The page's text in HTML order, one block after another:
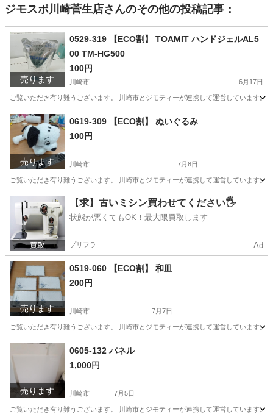
ジモスポ川崎菅生店さんのその他の投稿記事：
売ります
0529-319 【ECO割】 TOAMIT ハンドジェルAL5
00 TM-HG500
100円
川崎市 6月17日
ご覧いただき有り難うございます。 川崎市とジモティーが連携して運営していま
神奈川 川崎市 リユース
売ります
0619-309 【ECO割】 ぬいぐるみ
100円
川崎市 7月8日
ご覧いただき有り難うございます。 川崎市とジモティーが連携して運営していま
神奈川 川崎市 おもちゃ リユース
【求】古いミシン買わせてください🖐️
状態が悪くてもOK！最大限買取します
プリフラ Ad
売ります
0519-060 【ECO割】 和皿
200円
川崎市 7月7日
ご覧いただき有り難うございます。 川崎市とジモティーが連携して運営していま
神奈川 川崎市 リユース
売ります
0605-132 パネル
1,000円
川崎市 7月5日
ご覧いただき有り難うございます。 川崎市とジモティーが連携して運営していま